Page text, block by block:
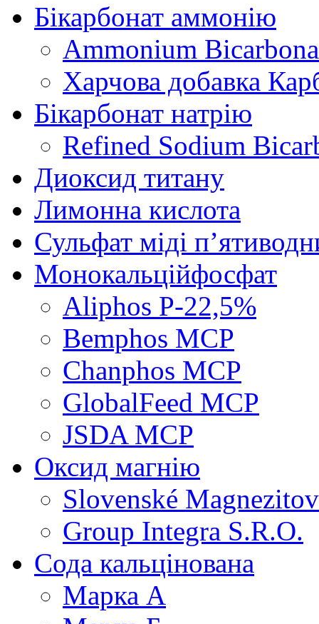
Бікарбонат аммонію
Ammonium
Харчова добавка
Бікарбонат натрію
Refined Sodium
Диоксид титану
Лимонна кислота
Сульфат міді
Монокальційфосфат
Aliphos P-22,5%
Bemphos MCP
Chanphos MCP
GlobalFeed MCP
JSDA MCP
Оксид магнію
Slovenské
Group Integra S.R.O.
Сода кальцінована
Марка А